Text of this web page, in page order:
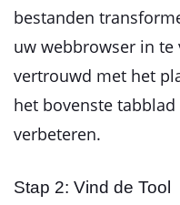
bestanden
uw webbrowser in te
vertrouwd met het
het bovenste
verbeteren.
Stap 2: Vind de Tool